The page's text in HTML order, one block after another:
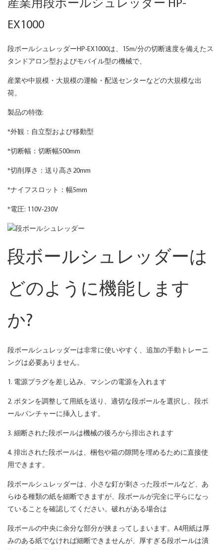
産業用段ボールシュレッダー HP-
EX1000
段ボールシュレッダーHP-EX1000は、15m/分の切断速度を備えたス
タンドアロン型およびモバイル型の機械で、
産業や中規模・大規模の運輸・配送センターなどの大規模な出
荷。
製品の特徴:
*外観：自立型および移動型
*切断幅：切断幅500mm
*切削厚さ：送り高さ20mm
*ナイフスロット：幅5mm
*電圧: 110V-230V
段ボールシュレッダーは
どのように機能します
か?
段ボールシュレッダーは非常に使いやすく、追加の手動トレーニ
ングは必要ありません。
1. 電源プラグを差し込み、マシンの電源を入れます
2. ボタンを調整して用紙を送り、適切な段ボールを選択し、段ボ
ールパンチャーに挿入します。
3. 細断された段ボールは機械の後ろから排出されます
4. 排出された段ボールは、梱包や箱の隙間を埋めるために直接使
用できます。
段ボールシュレッダーは、小さな釘が刺さった段ボールなど、あ
らゆる種類の紙を細断できますが、段ボールが完全に平らになっ
ていることを確認してください。破れがある場合は
段ボールの中央に余分な部分が挟まってしまいます。A4用紙は厚
みのある紙でなければ細断できませんが、厚すぎる段ボールは潰